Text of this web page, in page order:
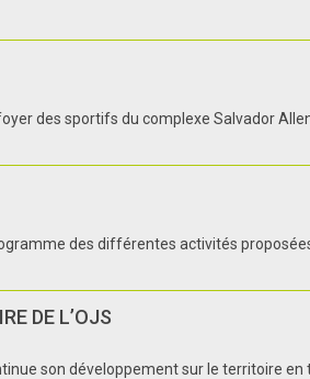
des sportifs du complexe Salvador
des différentes activités
DE L’OJS
son développement sur le territoire